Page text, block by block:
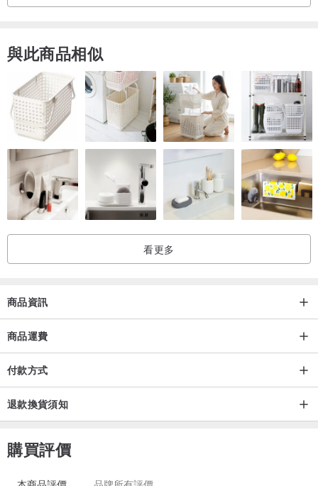
出門散步前均勻噴灑於狗狗全身，腹部腋下、腰部、脖子及腳
成分:純水、香茅、綠花白千層、薰衣草、天竺葵、尤加利複方精油。
天然精油防蚤噴劑，由多種人用等級化妝品精油調製而成，能
有效讓跳蚤和壁蝨不靠近，避免蚊蟲叮咬，通過SGS檢測不含
防腐劑、DEET等化學成分，天然無毒舔食無礙，可安心使用。
產地/製造方式
台灣
與此商品相似
看更多
商品資訊
商品運費
付款方式
退款換貨須知
購買評價